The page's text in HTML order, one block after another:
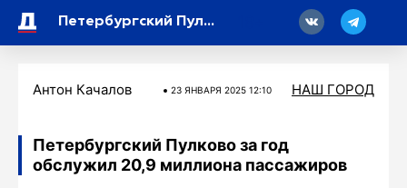
Петербургский Пулково за год обслужил 20,9 миллиона пассажиров
Антон Качалов 23 ЯНВАРЯ 2025 12:10 НАШ ГОРОД
Петербургский Пулково за год
обслужил 20,9 миллиона пассажиров